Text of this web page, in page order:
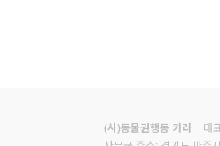
(사)동물권행동 카라
대